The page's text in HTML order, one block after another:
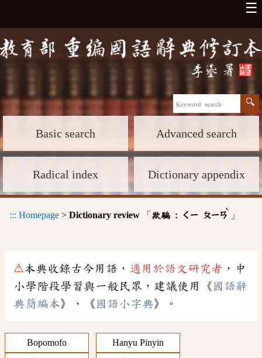
☰
Basic search Advanced search
Radical index Dictionary appendix
::: Homepage > Dictionary review 「 欺騙 : ㄑㄧ ㄆㄧㄢ
ˋ
」
⚠本典收錄古今用語， 適用於語文研究者 ，中
小學階段學習與一般民眾，建議使用《 國語辭
典簡編本》、《 國語小字典》。
Bopomofo
Hanyu Pinyin